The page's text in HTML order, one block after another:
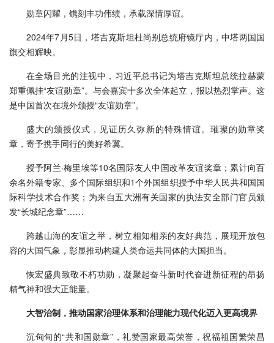
勋章闪耀，镌刻丰功伟绩，承载深情厚谊。
2024年7月5日，塔吉克斯坦杜尚别总统府镜厅内，中塔两国国
旗交相辉映。
在全场目光的注视中，习近平总书记为塔吉克斯坦总统拉赫蒙
郑重佩挂“友谊勋章”。与会嘉宾十多次全体起立，报以热烈掌声。这
是中国首次在境外颁授“友谊勋章”。
盛大的颁授仪式，见证历久弥新的特殊情谊。璀璨的勋章奖
章，寄予携手同行的美好希冀。
授予阿兰·梅里埃等10名国际友人中国改革友谊奖章；累计向百
余名外籍专家、多个国际组织和1个外国组织授予中华人民共和国国
际科学技术合作奖；为来自五大洲有关国家的执法安全部门官员颁
发“长城纪念章”……
跨越山海的友谊之举，树立相知相亲的友好典范，展现开放包
容的大国气象，彰显推动构建人类命运共同体的大国担当。
恢宏盛典致敬不朽功勋，凝聚起奋斗新时代奋进新征程的昂扬
精气神和强大正能量。
大智治制，推动国家治理体系和治理能力现代化迈入更高境界
沉甸甸的“共和国勋章”，礼赞国家最高荣誉，祝福祖国繁荣昌